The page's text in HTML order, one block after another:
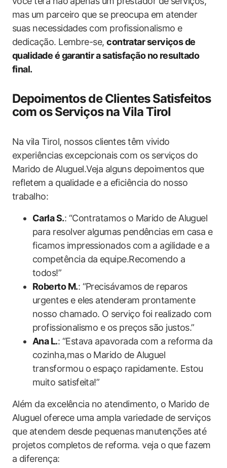
mas um parceiro que se preocupa em atender
suas necessidades com profissionalismo e
dedicação. Lembre-se,contratar serviços de
qualidade é garantir a satisfação no resultado
final.
Depoimentos de Clientes Satisfeitos
com os Serviços na Vila Tirol
Na vila Tirol, nossos clientes têm vivido
experiências excepcionais com os serviços do
Marido de Aluguel.Veja alguns depoimentos que
refletem a qualidade e a eficiência do nosso
trabalho:
Carla S.: “Contratamos o Marido de Aluguel
para resolver algumas pendências em casa e
ficamos impressionados com a agilidade e a
competência da equipe.Recomendo a
todos!”
Roberto M.: “Precisávamos de reparos
urgentes e eles atenderam prontamente
nosso chamado. O serviço foi realizado com
profissionalismo e os preços são justos.”
Ana L.: “Estava apavorada com a reforma da
cozinha,mas o Marido de Aluguel
transformou o espaço rapidamente. Estou
muito satisfeita!”
Além da excelência no atendimento, o Marido de
Aluguel oferece uma ampla variedade de serviços
que atendem desde pequenas manutenções até
projetos completos de reforma. veja o que fazem
a diferença: